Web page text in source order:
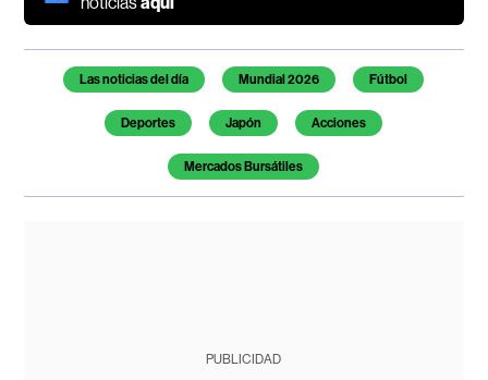
Temas de este artículo
Las noticias del día Mundial 2026 Fútbol
Deportes Japón Acciones
Mercados Bursátiles
PUBLICIDAD